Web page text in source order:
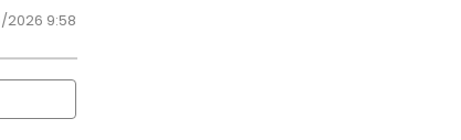
2026 9:58